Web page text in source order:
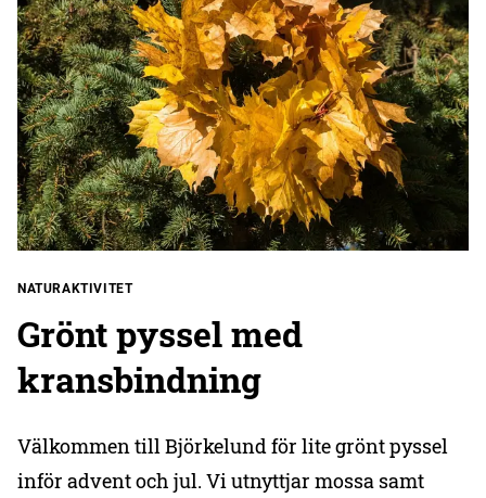
NATURAKTIVITET
Grönt pyssel med
kransbindning
Välkommen till Björkelund för lite grönt pyssel
inför advent och jul. Vi utnyttjar mossa samt